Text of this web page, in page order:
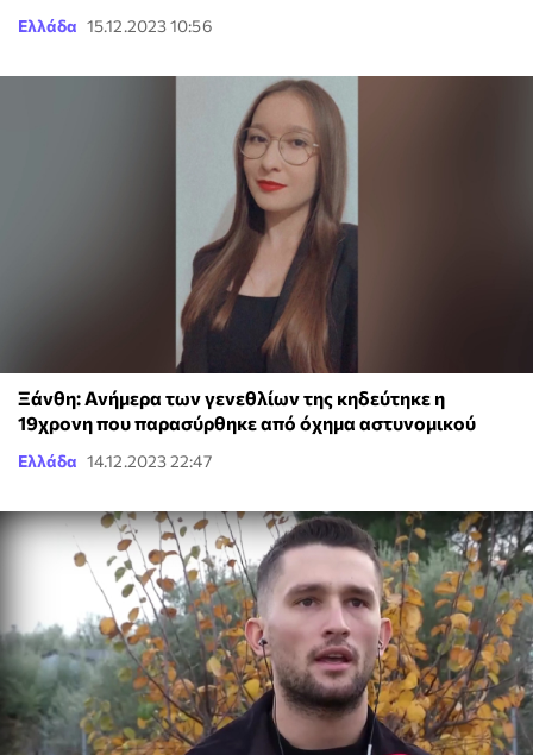
Ελλάδα 15.12.2023 10:56
Ξάνθη: Ανήμερα των γενεθλίων της κηδεύτηκε η
19χρονη που παρασύρθηκε από όχημα αστυνομικού
Ελλάδα 14.12.2023 22:47